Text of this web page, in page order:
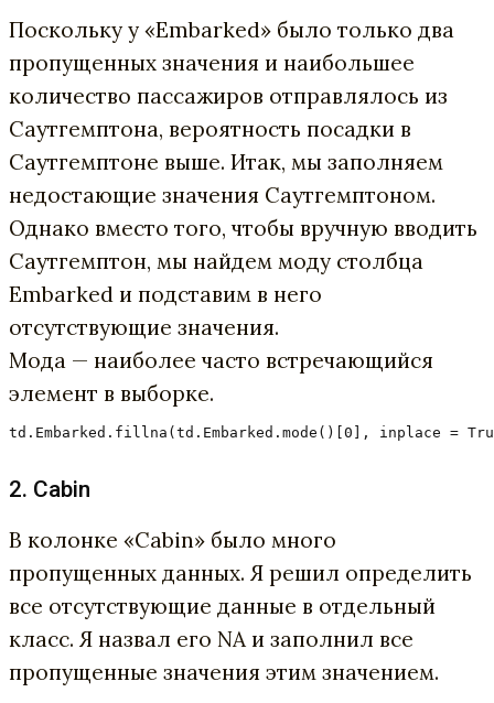
Поскольку у «Embarked» было только два
пропущенных значения и наибольшее
количество пассажиров отправлялось из
Саутгемптона, вероятность посадки в
Саутгемптоне выше. Итак, мы заполняем
недостающие значения Саутгемптоном.
Однако вместо того, чтобы вручную вводить
Саутгемптон, мы найдем моду столбца
Embarked и подставим в него
отсутствующие значения.
Мода — наиболее часто встречающийся
элемент в выборке.
td.Embarked.fillna(td.Embarked.mode()[0], inplace =
2. Cabin
В колонке «Cabin» было много
пропущенных данных. Я решил определить
все отсутствующие данные в отдельный
класс. Я назвал его NA и заполнил все
пропущенные значения этим значением.